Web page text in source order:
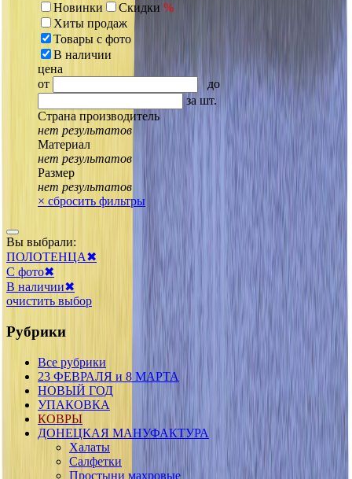
Новинки
Скидки %
Хиты продаж
Товары с фото
В наличии
цена
от
до
за шт.
Страна производитель
нет результатов
Материал
нет результатов
Размер
нет результатов
× сбросить фильтры
Вы выбрали:
ПОЛОТЕНЦА✖
С фото✖
В наличии✖
очистить выбор
Рубрики
Все рубрики
23 ФЕВРАЛЯ и 8 МАРТА
НОВЫЙ ГОД
УПАКОВКА
КОВРЫ
ДОНЕЦКАЯ МАНУФАКТУРА
Халаты
Салфетки
Простыни махровые